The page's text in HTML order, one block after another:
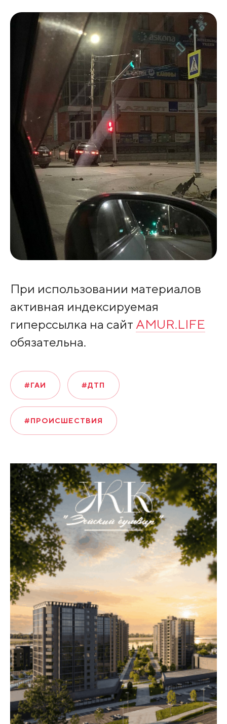
При использовании материалов
активная индексируемая
гиперссылка на сайт AMUR.LIFE
обязательна.
#ГАИ #ДТП
#ПРОИСШЕСТВИЯ